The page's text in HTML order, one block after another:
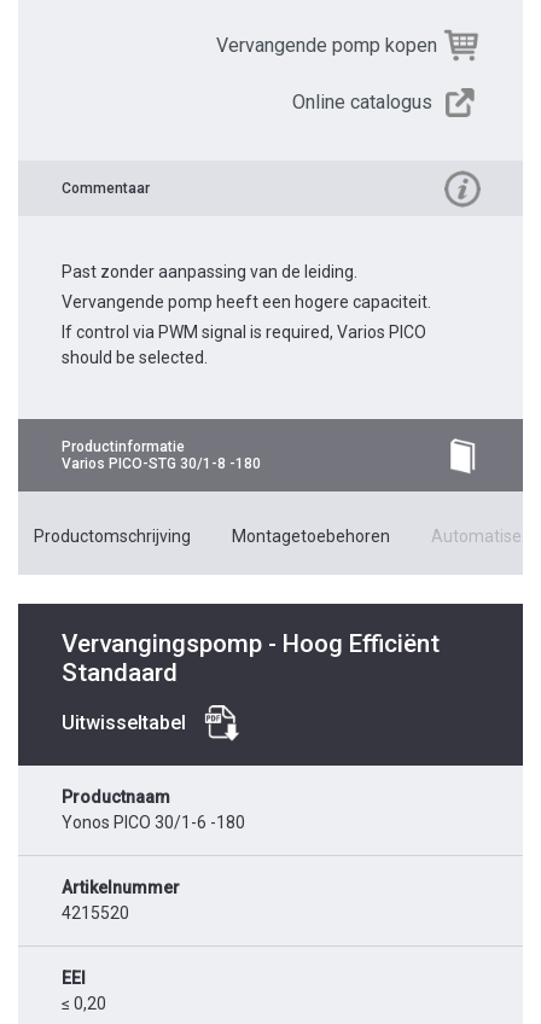
Vervangende pomp kopen
Online catalogus
Commentaar
Past zonder aanpassing van de leiding.
Vervangende pomp heeft een hogere capaciteit.
If control via PWM signal is required, Varios PICO
should be selected.
Productinformatie
Varios PICO-STG 30/1-8 -180
Productomschrijving Montagetoebehoren
Vervangingspomp - Hoog Efficiënt
Standaard
Uitwisseltabel
Productnaam
Yonos PICO 30/1-6 -180
Artikelnummer
4215520
EEI
≤ 0,20